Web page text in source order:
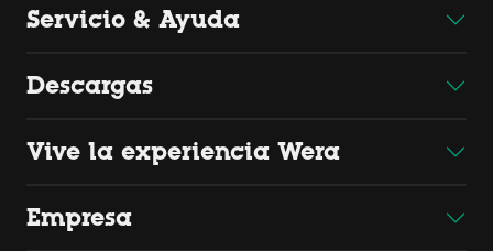
Servicio & Ayuda
Descargas
Vive la experiencia Wera
Empresa